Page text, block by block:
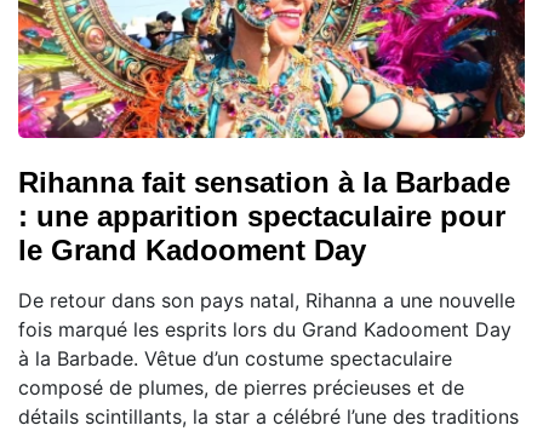
Rihanna fait sensation à la Barbade
: une apparition spectaculaire pour
le Grand Kadooment Day
De retour dans son pays natal, Rihanna a une nouvelle
fois marqué les esprits lors du Grand Kadooment Day
à la Barbade. Vêtue d’un costume spectaculaire
composé de plumes, de pierres précieuses et de
détails scintillants, la star a célébré l’une des traditions